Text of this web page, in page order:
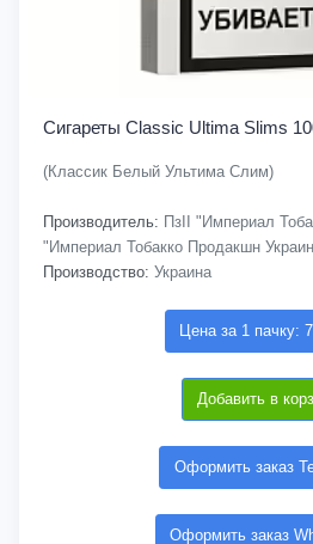
Сигареты Classic Ultima Slims
(Классик Белый Ультима Слим)
Производитель: ПзІІ "Империал
"Империал Тобакко Продакшн
Производство: Украина
Цена за 1 пачку:
Добавить в
Оформить заказ
Оформить заказ